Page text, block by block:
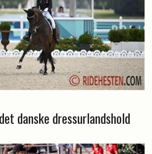
danske dressurlandshold